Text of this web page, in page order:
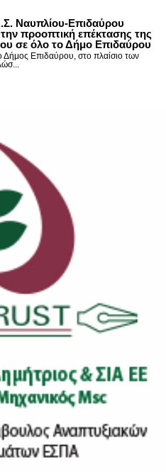
Ναυπλίου-Επιδαύρου
προοπτική επέκτασης της
σε όλο το Δήμο Επιδαύρου
Δήμος Επιδαύρου, στο πλαίσιο των